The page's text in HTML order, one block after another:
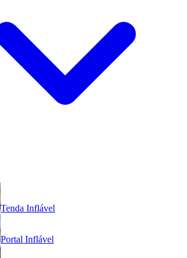
Tenda Inflável
Portal Inflável